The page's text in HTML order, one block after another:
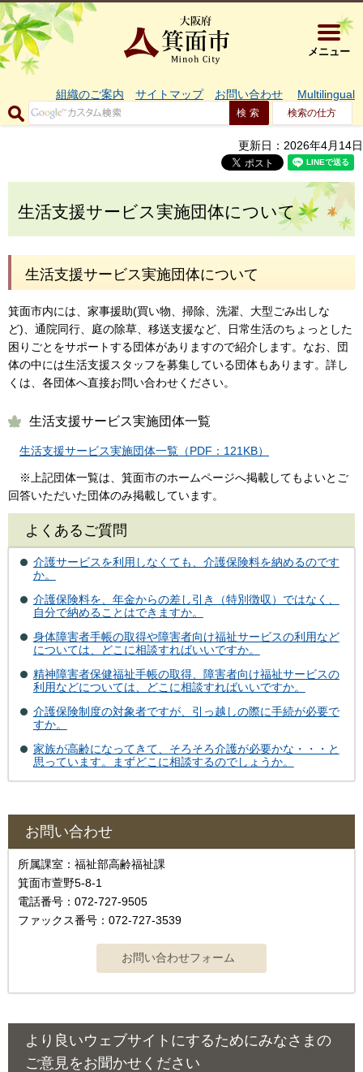
大阪府箕
メニュー
組織のご案内 サイトマップ お問い合わせ Multilingual
検索の仕方
更新日：2026年4月14日
生活支援サービス実施団体について
生活支援サービス実施団体について
箕面市内には、家事援助(買い物、掃除、洗濯、大型ごみ出しな
ど)、通院同行、庭の除草、移送支援など、日常生活のちょっとした
困りごとをサポートする団体がありますので紹介します。なお、団
体の中には生活支援スタッフを募集している団体もあります。詳し
くは、各団体へ直接お問い合わせください。
生活支援サービス実施団体一覧
生活支援サービス実施団体一覧（PDF：121KB）
※上記団体一覧は、箕面市のホームページへ掲載してもよいとご
回答いただいた団体のみ掲載しています。
よくあるご質問
介護サービスを利用しなくても、介護保険料を納めるのです
か。
介護保険料を、年金からの差し引き（特別徴収）ではなく、
自分で納めることはできますか。
身体障害者手帳の取得や障害者向け福祉サービスの利用など
については、どこに相談すればいいですか。
精神障害者保健福祉手帳の取得、障害者向け福祉サービスの
利用などについては、どこに相談すればいいですか。
介護保険制度の対象者ですが、引っ越しの際に手続が必要で
すか。
家族が高齢になってきて、そろそろ介護が必要かな・・・と
思っています。まずどこに相談するのでしょうか。
お問い合わせ
所属課室：福祉部高齢福祉課
箕面市萱野5-8-1
電話番号：072-727-9505
ファックス番号：072-727-3539
より良いウェブサイトにするためにみなさまの
ご意見をお聞かせください